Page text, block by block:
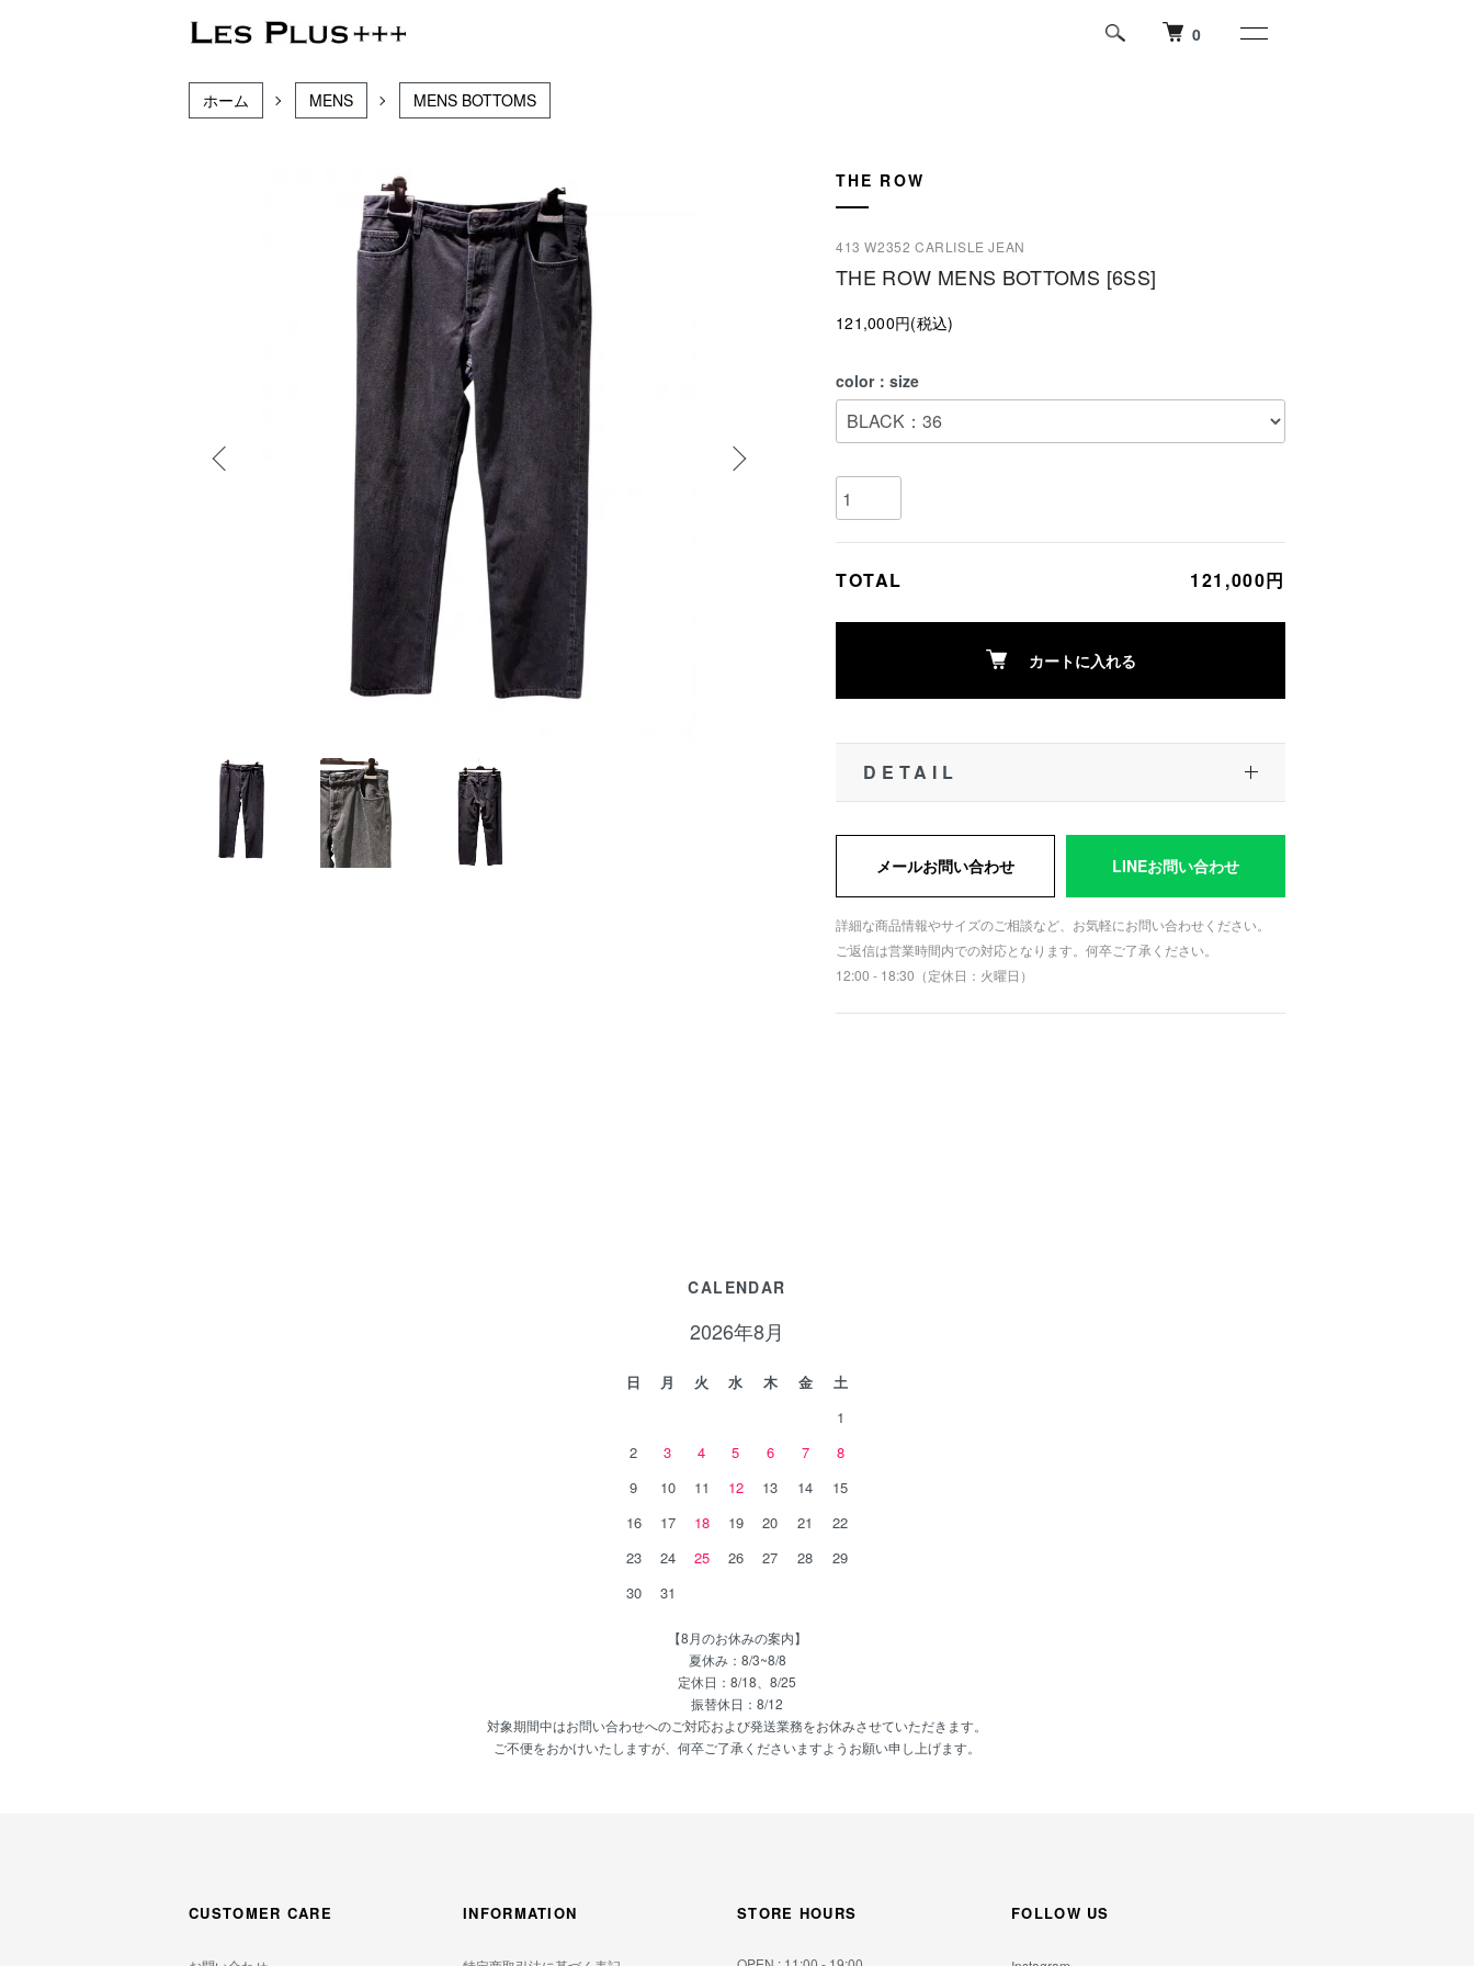
0
ホーム MENS MENS BOTTOMS
THE ROW
413 W2352 CARLISLE JEAN
THE ROW MENS BOTTOMS [6SS]
121,000円(税込)
color：size
TOTAL 121,000円
カートに入れる
DETAIL
メールお問い合わせ LINEお問い合わせ
詳細な商品情報やサイズのご相談など、お気軽にお問い合わせください。
ご返信は営業時間内での対応となります。何卒ご了承ください。
12:00 - 18:30（定休日：火曜日）
CALENDAR
2026年8月
日 月 火 水 木 金
土
1
2
3 4 5 6 7
8
9
10 11 12 13 14
15
16
17 18 19 20 21
22
23
24 25 26 27 28
29
30
31
【8月のお休みの案内】
夏休み：8/3~8/8
定休日：8/18、8/25
振替休日：8/12
対象期間中はお問い合わせへのご対応および発送業務をお休みさせていただきます。
ご不便をおかけいたしますが、何卒ご了承くださいますようお願い申し上げます。
CUSTOMER CARE INFORMATION STORE HOURS FOLLOW US